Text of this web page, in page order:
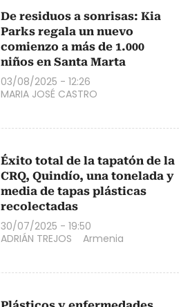
De residuos a sonrisas: Kia
Parks regala un nuevo
comienzo a más de 1.000
niños en Santa Marta
03/08/2025 - 12:26
MARIA JOSÉ CASTRO
Éxito total de la tapatón de la
CRQ, Quindío, una tonelada y
media de tapas plásticas
recolectadas
30/07/2025 - 19:50
ADRIÁN TREJOS
Armenia